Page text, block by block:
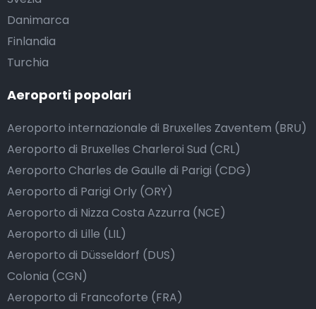
Danimarca
Finlandia
Turchia
Aeroporti popolari
Aeroporto internazionale di Bruxelles Zaventem (BRU)
Aeroporto di Bruxelles Charleroi Sud (CRL)
Aeroporto Charles de Gaulle di Parigi (CDG)
Aeroporto di Parigi Orly (ORY)
Aeroporto di Nizza Costa Azzurra (NCE)
Aeroporto di Lille (LIL)
Aeroporto di Düsseldorf (DUS)
Colonia (CGN)
Aeroporto di Francoforte (FRA)